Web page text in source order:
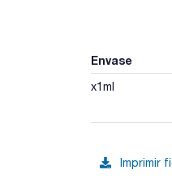
Envase
x1ml
Imprimir